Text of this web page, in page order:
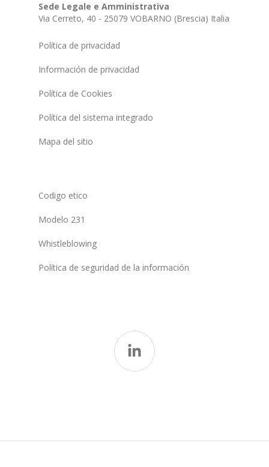
Sede Legale e Amministrativa
Via Cerreto, 40 - 25079 VOBARNO (Brescia) Italia
Política de privacidad
Información de privacidad
Política de Cookies
Política del sistema integrado
Mapa del sitio
Codigo etico
Modelo 231
Whistleblowing
Política de seguridad de la información